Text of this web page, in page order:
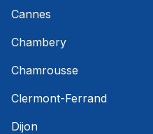
Cannes
Chambery
Chamrousse
Clermont-Ferrand
Dijon